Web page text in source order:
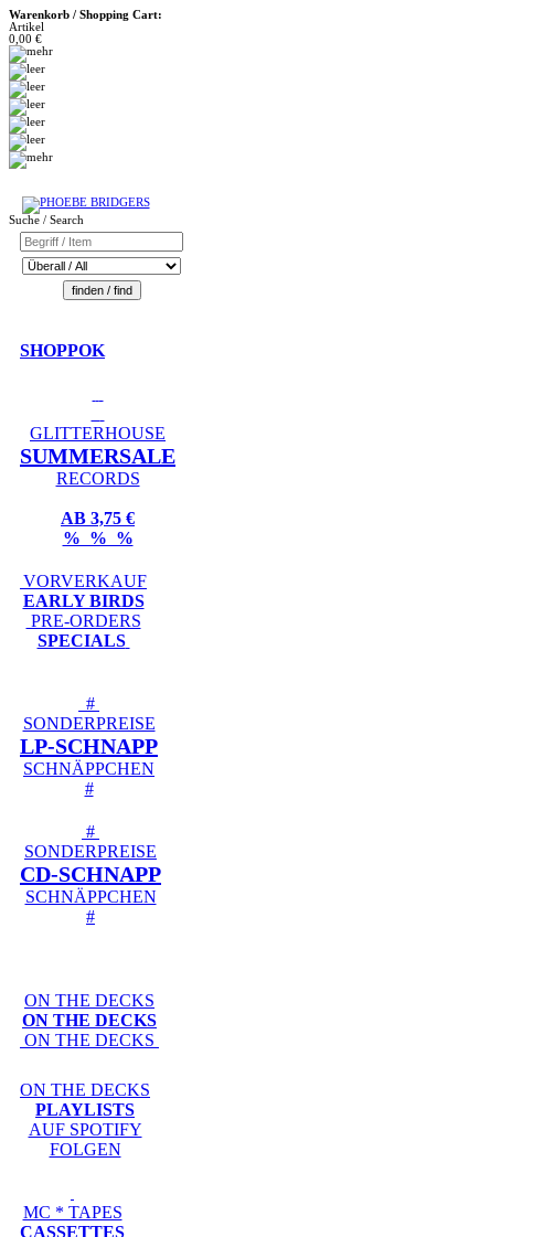
Warenkorb / Shopping Cart:
Artikel
0,00 €
Suche / Search
SHOPPOK
GLITTERHOUSE
SUMMERSALE
RECORDS
AB 3,75 €
% % %
VORVERKAUF
EARLY BIRDS
PRE-ORDERS
SPECIALS
#
SONDERPREISE
LP-SCHNAPP
SCHNÄPPCHEN
#
#
SONDERPREISE
CD-SCHNAPP
SCHNÄPPCHEN
#
ON THE DECKS
ON THE DECKS
ON THE DECKS
ON THE DECKS
PLAYLISTS
AUF SPOTIFY
FOLGEN
MC * TAPES
CASSETTES